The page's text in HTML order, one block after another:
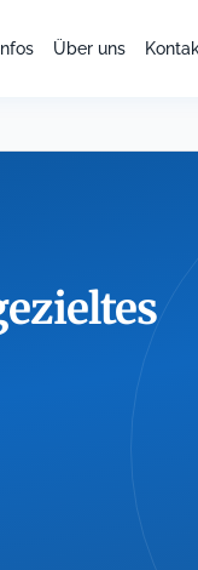
Infos Über uns